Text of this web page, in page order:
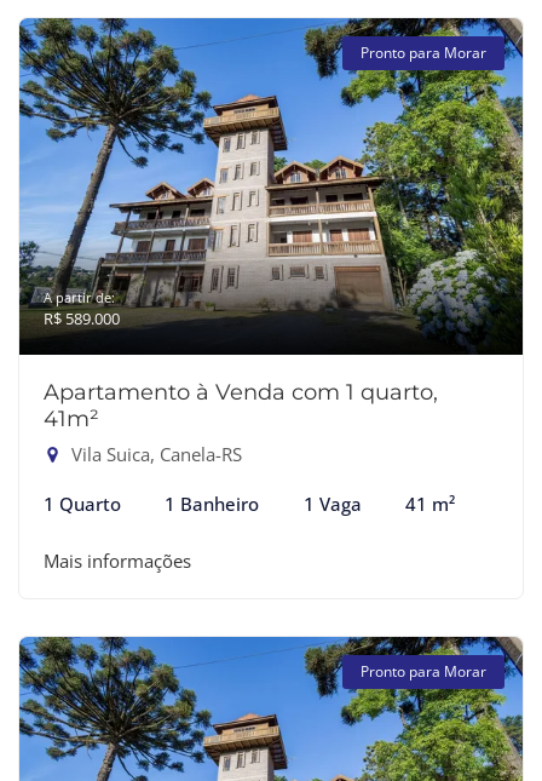
Pronto para Morar
A partir de:
R$ 589.000
Apartamento à Venda com 1 quarto,
41m²
Vila Suica, Canela-RS
1 Quarto 1 Banheiro 1 Vaga 41 m²
Mais informações
Pronto para Morar